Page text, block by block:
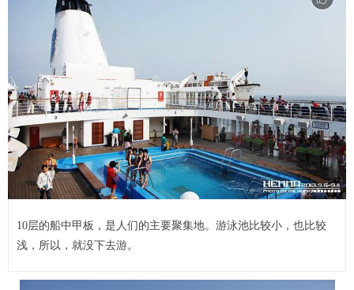
10层的船中甲板，是人们的主要聚集地。游泳池比较小，也比较
浅，所以，就没下去游。